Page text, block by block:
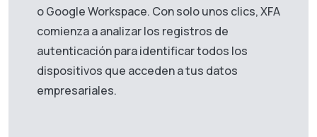
o Google Workspace. Con solo unos clics, XFA
comienza a analizar los registros de
autenticación para identificar todos los
dispositivos que acceden a tus datos
empresariales.